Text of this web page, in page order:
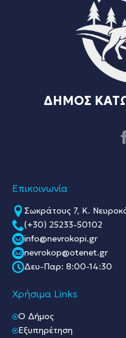
ΔΗΜΟΣ
Επικοινωνία
Σωκράτους 7, Κ.
(+30) 25233-50102
info@nevrokopi.gr
nevrokop@otenet.gr
Δευ-Παρ: 8:00-14:30
Χρήσιμα Links
O Δήμος
Εξυπηρέτηση